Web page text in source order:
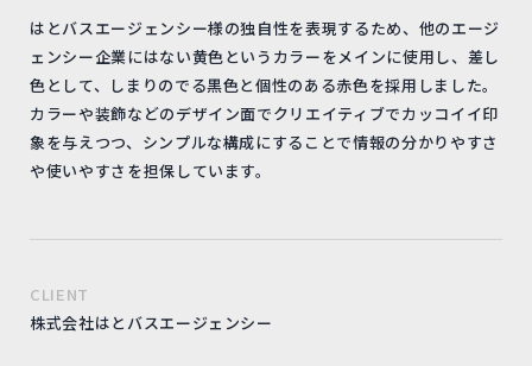
はとバスエージェンシー様の独自性を表現するため、他のエージ
ェンシー企業にはない黄色というカラーをメインに使用し、差し
色として、しまりのでる黒色と個性のある赤色を採用しました。
カラーや装飾などのデザイン面でクリエイティブでカッコイイ印
象を与えつつ、シンプルな構成にすることで情報の分かりやすさ
や使いやすさを担保しています。
CLIENT
株式会社はとバスエージェンシー